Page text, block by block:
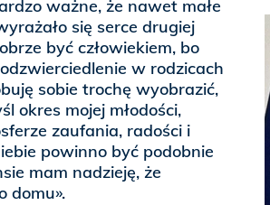
ważne, że nawet małe
się serce drugiej
być człowiekiem, bo
w rodzicach
sobie trochę wyobrazić,
okres mojej młodości,
zaufania, radości i
powinno być podobnie
mam nadzieję, że
domu».